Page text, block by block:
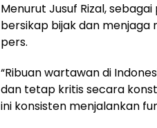
Menurut Jusuf Rizal,
bersikap bijak dan
pers.
“Ribuan wartawan di
dan tetap kritis secara
ini konsisten menjalankan